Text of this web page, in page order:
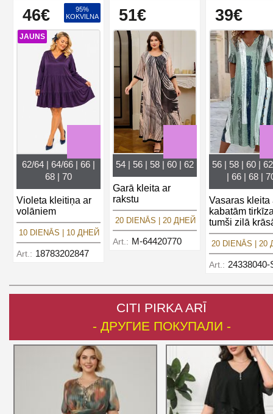
46€
JAUNS
95%
KOKVILNA
62/64 | 64/66 | 66 |
68 | 70
Violeta kleitiņa ar
volāniem
10 DIENĀS | 10 ДНЕЙ
Art.: 18783202847
51€
54 | 56 | 58 | 60 | 62
Garā kleita ar
rakstu
20 DIENĀS | 20 ДНЕЙ
Art.: M-64420770
39€
56 | 58 | 60 |
| 66 | 68 |
Vasaras kleita
kabatām
tumši zilā
20 DIENĀS | 20
Art.: 24338040-
CITI PIRKA ARĪ
- ДРУГИЕ ПОКУПАЛИ -